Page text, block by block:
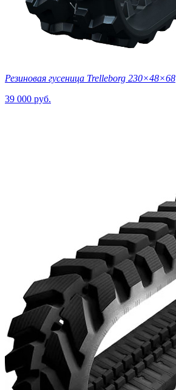
Резиновая гусеница Trelleborg 230×48×68
39 000 руб.